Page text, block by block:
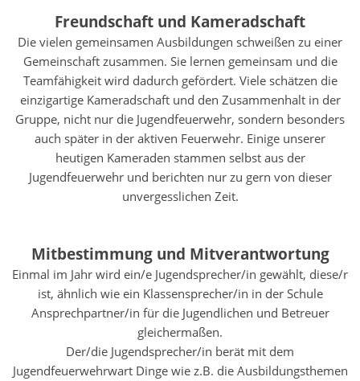
Freundschaft und Kameradschaft
Die vielen gemeinsamen Ausbildungen schweißen zu einer
Gemeinschaft zusammen. Sie lernen gemeinsam und die
Teamfähigkeit wird dadurch gefördert. Viele schätzen die
einzigartige Kameradschaft und den Zusammenhalt in der
Gruppe, nicht nur die Jugendfeuerwehr, sondern besonders
auch später in der aktiven Feuerwehr. Einige unserer
heutigen Kameraden stammen selbst aus der
Jugendfeuerwehr und berichten nur zu gern von dieser
unvergesslichen Zeit.
Mitbestimmung und Mitverantwortung
Einmal im Jahr wird ein/e Jugendsprecher/in gewählt, diese/r
ist, ähnlich wie ein Klassensprecher/in in der Schule
Ansprechpartner/in für die Jugendlichen und Betreuer
gleichermaßen.
Der/die Jugendsprecher/in berät mit dem
Jugendfeuerwehrwart Dinge wie z.B. die Ausbildungsthemen